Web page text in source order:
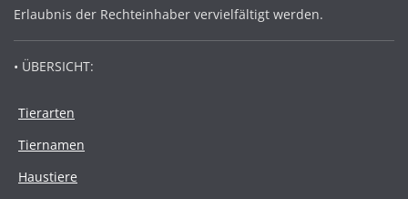
Erlaubnis der Rechteinhaber vervielfältigt werden.
• ÜBERSICHT:
Tierarten
Tiernamen
Haustiere